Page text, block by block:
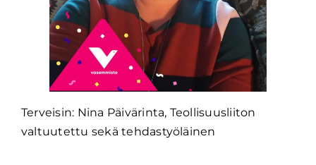
Terveisin: Nina Päivärinta, Teollisuusliiton
valtuutettu sekä tehdastyöläinen